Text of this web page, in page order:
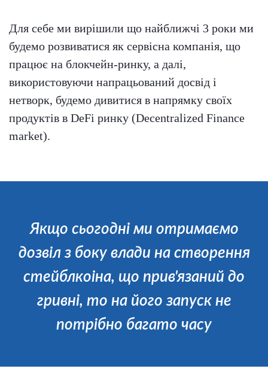
Для себе ми вирішили що найближчі 3 роки ми
будемо розвиватися як сервісна компанія, що
працює на блокчейн-ринку, а далі,
використовуючи напрацьований досвід і
нетворк, будемо дивитися в напрямку своїх
продуктів в DeFi ринку (Decentralized Finance
market).
Якщо сьогодні ми отримаємо
дозвіл з боку влади на створення
стейблкоіна, що прив'язаний до
гривні, то на його запуск не
потрібно багато часу